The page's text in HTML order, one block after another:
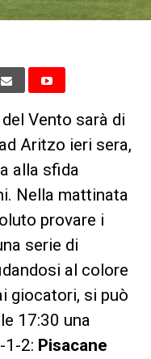
Vento sarà di
Aritzo ieri sera,
alla sfida
Nella mattinata
provare i
serie di
al colore
giocatori, si può
17:30 una
1-2: Pisacane